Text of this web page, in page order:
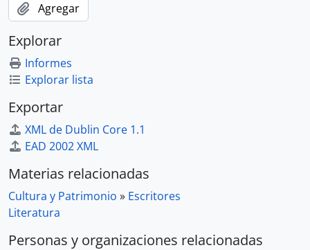
Agregar
Explorar
Informes
Explorar lista
Exportar
XML de Dublin Core 1.1
EAD 2002 XML
Materias relacionadas
Cultura y Patrimonio » Escritores
Literatura
Personas y organizaciones relacionadas